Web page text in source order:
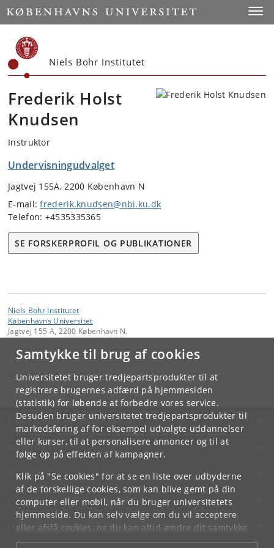
Samtykke til brug af cookies
Universitetet bruger tredjepartsprodukter til at
registrere brugernes adfærd på hjemmesiden
(statistik) for løbende at forbedre vores service.
Desuden bruger universitetet tredjepartsprodukter til
markedsføring af for eksempel udvalgte uddannelser
eller kurser, til at personalisere annoncer og til at
følge op på effekten af kampagner.
Klik på "Se cookies" for at se en liste over udbyderne
af de forskellige cookies, som kan blive gemt på din
computer eller mobil, når du bruger universitetets
hjemmeside. Du kan selv vælge om du vil acceptere
eller afslå cookies, og du kan altid ændre dit samtykke
underCookie- og privatlivspolitiksom du finder i
Start
Niels Bohr Institutet
Frederik Holst
Knudsen
Instruktor
Undervisningudvalget
Jagtvej 155A, 2200 København N
E-mail:frederik.knudsen@nbi.ku.dk
Telefon: +4535335365
SE FORSKERPROFIL OG PUBLIKATIONER
Niels Bohr Institutet
Københavns Universitet
Jagtvej 155 A, 2200 København N.
Kontakt:
Niels Bohr Institutet
NBI@ nbi ku.dk
KØBENHAVNS UNIVERSITET
KONTAKT
SERVICES
FOR STUDERENDE OG ANSATTE
JOB OG KARRIERE